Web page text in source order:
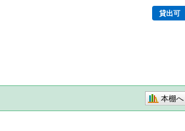
貸出可
本棚へ